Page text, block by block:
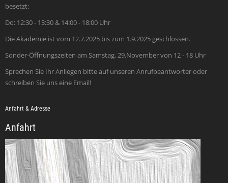
besetzt:
Do: 12:30 - 13:30 & 14:00 - 18:00 Uhr
Die Akademie ist vom 12.7.2025 bis zum 1.9.2025 geschlossen.
Sonder-Öffnungszeiten am Samstag, 29.November von 12 - 18 Uhr
Sprechen Sie Ihr Anliegen bitte auf unseren Anrufbeantworter oder
schreiben Sie uns eine Email!
Anfahrt & Adresse
Anfahrt